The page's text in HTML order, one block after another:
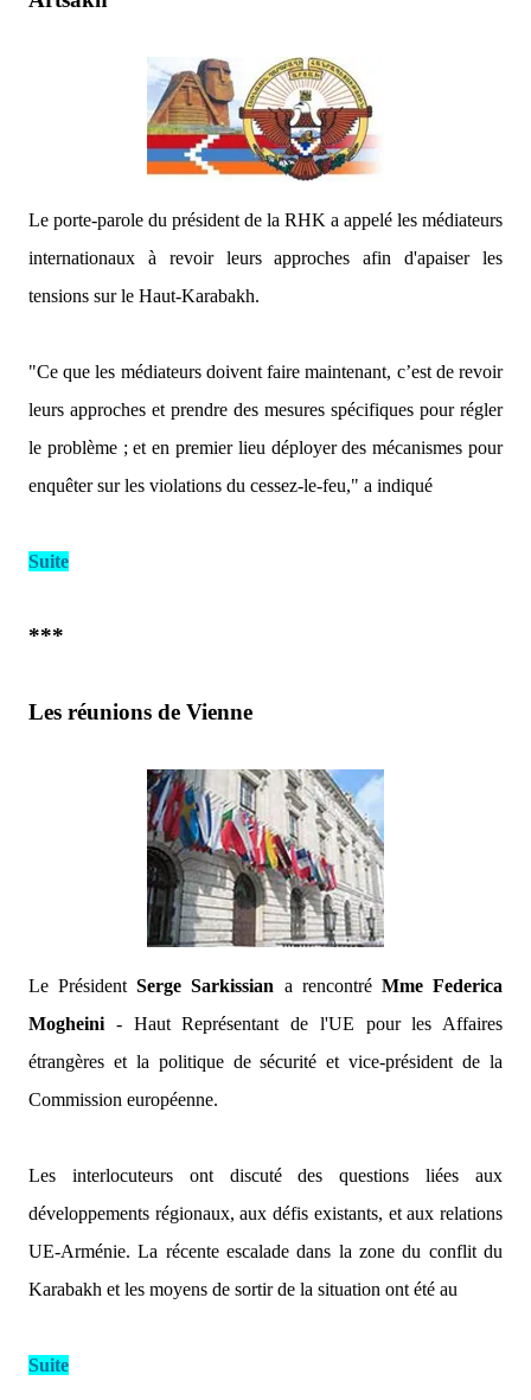
Le porte-parole du président de la RHK a appelé les médiateurs
internationaux à revoir leurs approches afin d'apaiser les
tensions sur le Haut-Karabakh.
"Ce que les médiateurs doivent faire maintenant, c’est de revoir
leurs approches et prendre des mesures spécifiques pour régler
le problème ; et en premier lieu déployer des mécanismes pour
enquêter sur les violations du cessez-le-feu," a indiqué
Suite
***
Les réunions de Vienne
Le PrésidentSerge Sarkissian a rencontré Mme Federica
Mogheini - Haut Représentant de l'UE pour les Affaires
étrangères et la politique de sécurité et vice-président de la
Commission européenne.
Les interlocuteurs ont discuté des questions liées aux
développements régionaux, aux défis existants, et aux relations
UE-Arménie. La récente escalade dans la zone du conflit du
Karabakh et les moyens de sortir de la situation ont été au
Suite